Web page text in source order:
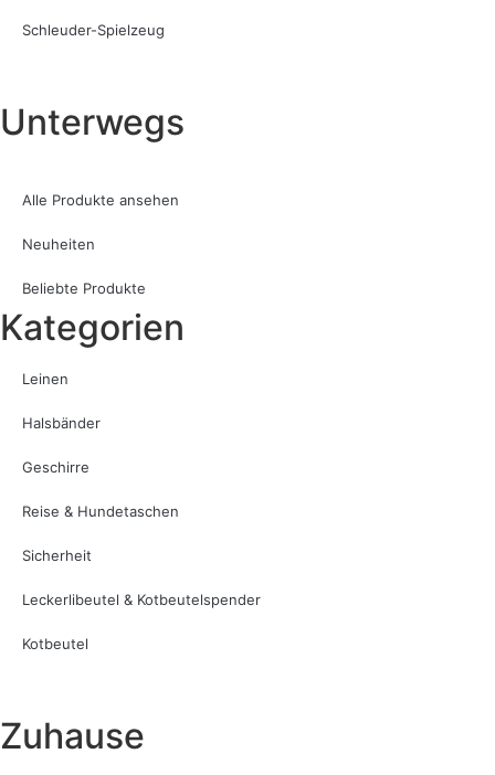
Schleuder-Spielzeug
Unterwegs
Alle Produkte ansehen
Neuheiten
Beliebte Produkte
Kategorien
Leinen
Halsbänder
Geschirre
Reise & Hundetaschen
Sicherheit
Leckerlibeutel & Kotbeutelspender
Kotbeutel
Zuhause